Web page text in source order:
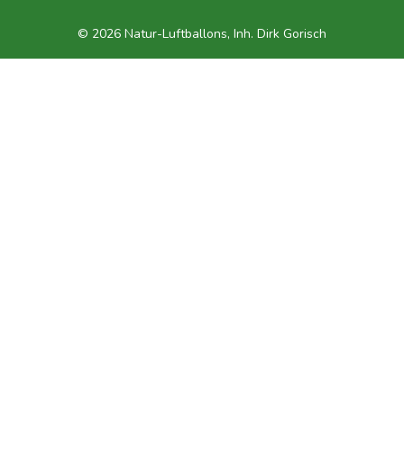
© 2026 Natur-Luftballons, Inh. Dirk Gorisch